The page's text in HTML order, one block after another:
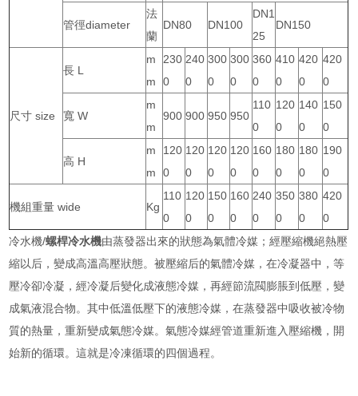
管徑diameter
法
蘭
DN80 DN100
DN1
25
DN150
尺寸 size
長 L
m
m
230
0
240
0
300
0
300
0
360
0
410
0
420
0
420
0
寬 W
m
m
900 900 950 950
110
0
120
0
140
0
150
0
高 H
m
m
120
0
120
0
120
0
120
0
160
0
180
0
180
0
190
0
機組重量 wide Kg
110
0
120
0
150
0
160
0
240
0
350
0
380
0
420
0
冷水機/螺桿冷水機由蒸發器出來的狀態為氣體冷媒；經壓縮機絕熱壓
縮以后，變成高溫高壓狀態。被壓縮后的氣體冷媒，在冷凝器中，等
壓冷卻冷凝，經冷凝后變化成液態冷媒，再經節流閥膨脹到低壓，變
成氣液混合物。其中低溫低壓下的液態冷媒，在蒸發器中吸收被冷物
質的熱量，重新變成氣態冷媒。氣態冷媒經管道重新進入壓縮機，開
始新的循環。這就是冷凍循環的四個過程。